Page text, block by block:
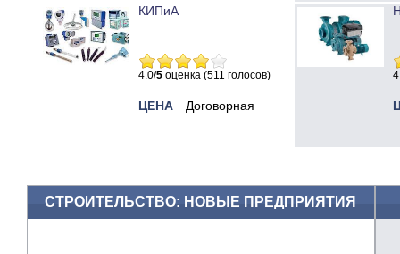
КИПиА
4.0/5 оценка (511 голосов)
ЦЕНА Договорная
СТРОИТЕЛЬСТВО: НОВЫЕ ПРЕДПРИЯТИЯ